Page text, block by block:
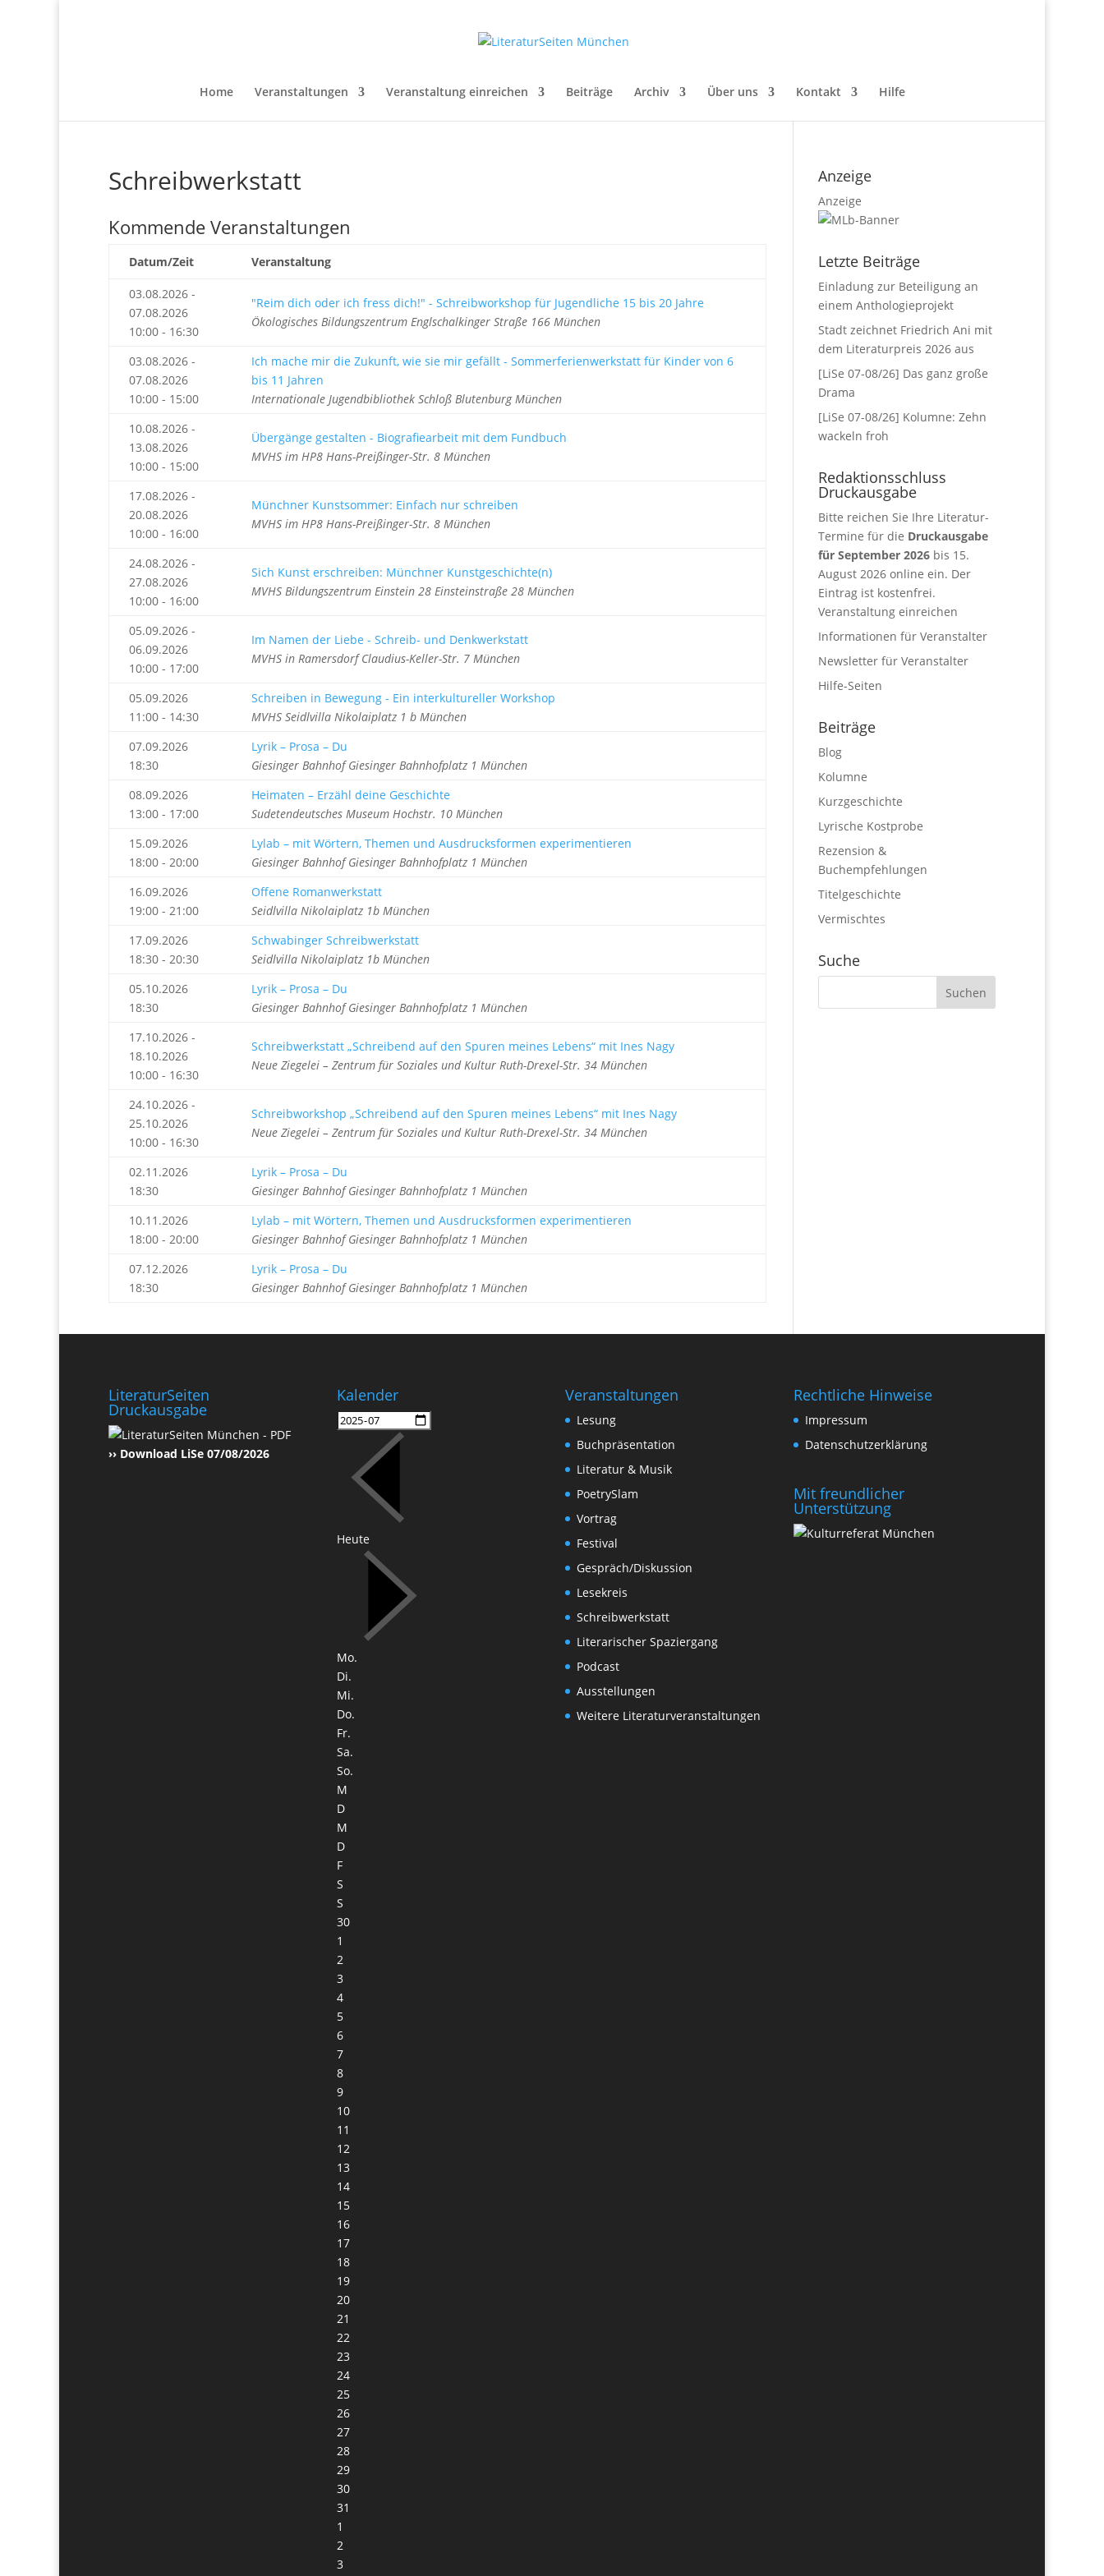
Home Veranstaltungen Veranstaltung einreichen Beiträge Archiv Über uns Kontakt Hilfe
Schreibwerkstatt
Kommende Veranstaltungen
Datum/Zeit Veranstaltung
03.08.2026 -
07.08.2026
10:00 - 16:30
"Reim dich oder ich fress dich!" - Schreibworkshop für Jugendliche 15 bis 20 Jahre
Ökologisches Bildungszentrum Englschalkinger Straße 166 München
03.08.2026 -
07.08.2026
10:00 - 15:00
Ich mache mir die Zukunft, wie sie mir gefällt - Sommerferienwerkstatt für Kinder von 6
bis 11 Jahren
Internationale Jugendbibliothek Schloß Blutenburg München
10.08.2026 -
13.08.2026
10:00 - 15:00
Übergänge gestalten - Biografiearbeit mit dem Fundbuch
MVHS im HP8 Hans-Preißinger-Str. 8 München
17.08.2026 -
20.08.2026
10:00 - 16:00
Münchner Kunstsommer: Einfach nur schreiben
MVHS im HP8 Hans-Preißinger-Str. 8 München
24.08.2026 -
27.08.2026
10:00 - 16:00
Sich Kunst erschreiben: Münchner Kunstgeschichte(n)
MVHS Bildungszentrum Einstein 28 Einsteinstraße 28 München
05.09.2026 -
06.09.2026
10:00 - 17:00
Im Namen der Liebe - Schreib- und Denkwerkstatt
MVHS in Ramersdorf Claudius-Keller-Str. 7 München
05.09.2026
11:00 - 14:30
Schreiben in Bewegung - Ein interkultureller Workshop
MVHS Seidlvilla Nikolaiplatz 1 b München
07.09.2026
18:30
Lyrik – Prosa – Du
Giesinger Bahnhof Giesinger Bahnhofplatz 1 München
08.09.2026
13:00 - 17:00
Heimaten – Erzähl deine Geschichte
Sudetendeutsches Museum Hochstr. 10 München
15.09.2026
18:00 - 20:00
Lylab – mit Wörtern, Themen und Ausdrucksformen experimentieren
Giesinger Bahnhof Giesinger Bahnhofplatz 1 München
16.09.2026
19:00 - 21:00
Offene Romanwerkstatt
Seidlvilla Nikolaiplatz 1b München
17.09.2026
18:30 - 20:30
Schwabinger Schreibwerkstatt
Seidlvilla Nikolaiplatz 1b München
05.10.2026
18:30
Lyrik – Prosa – Du
Giesinger Bahnhof Giesinger Bahnhofplatz 1 München
17.10.2026 -
18.10.2026
10:00 - 16:30
Schreibwerkstatt „Schreibend auf den Spuren meines Lebens“ mit Ines Nagy
Neue Ziegelei – Zentrum für Soziales und Kultur Ruth-Drexel-Str. 34 München
24.10.2026 -
25.10.2026
10:00 - 16:30
Schreibworkshop „Schreibend auf den Spuren meines Lebens“ mit Ines Nagy
Neue Ziegelei – Zentrum für Soziales und Kultur Ruth-Drexel-Str. 34 München
02.11.2026
18:30
Lyrik – Prosa – Du
Giesinger Bahnhof Giesinger Bahnhofplatz 1 München
10.11.2026
18:00 - 20:00
Lylab – mit Wörtern, Themen und Ausdrucksformen experimentieren
Giesinger Bahnhof Giesinger Bahnhofplatz 1 München
07.12.2026
18:30
Lyrik – Prosa – Du
Giesinger Bahnhof Giesinger Bahnhofplatz 1 München
Anzeige
Anzeige
Letzte Beiträge
Einladung zur Beteiligung an
einem Anthologieprojekt
Stadt zeichnet Friedrich Ani mit
dem Literaturpreis 2026 aus
[LiSe 07-08/26] Das ganz große
Drama
[LiSe 07-08/26] Kolumne: Zehn
wackeln froh
Redaktionsschluss
Druckausgabe
Bitte reichen Sie Ihre Literatur-
Termine für die Druckausgabe
für September 2026 bis 15.
August 2026 online ein. Der
Eintrag ist kostenfrei.
Veranstaltung einreichen
Informationen für Veranstalter
Newsletter für Veranstalter
Hilfe-Seiten
Beiträge
Blog
Kolumne
Kurzgeschichte
Lyrische Kostprobe
Rezension &
Buchempfehlungen
Titelgeschichte
Vermischtes
Suche
LiteraturSeiten
Druckausgabe
›› Download LiSe 07/08/2026
Kalender
Heute
Mo.
Di.
Mi.
Do.
Fr.
Sa.
So.
M
D
M
D
F
S
S
30
1
2
3
4
5
6
7
8
9
10
11
12
13
14
15
16
17
18
19
20
21
22
23
24
25
26
27
28
29
30
31
1
2
3
Veranstaltungen
Lesung
Buchpräsentation
Literatur & Musik
PoetrySlam
Vortrag
Festival
Gespräch/Diskussion
Lesekreis
Schreibwerkstatt
Literarischer Spaziergang
Podcast
Ausstellungen
Weitere Literaturveranstaltungen
Rechtliche Hinweise
Impressum
Datenschutzerklärung
Mit freundlicher
Unterstützung